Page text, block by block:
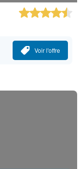
Voir l'offre